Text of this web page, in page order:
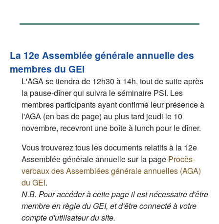
La 12e Assemblée générale annuelle des
membres du GEI
L'AGA se tiendra de 12h30 à 14h, tout de suite après
la pause-dîner qui suivra le séminaire PSI. Les
membres participants ayant confirmé leur présence à
l'AGA (en bas de page) au plus tard jeudi le 10
novembre, recevront une boîte à lunch pour le dîner.
Vous trouverez tous les documents relatifs à la 12e
Assemblée générale annuelle sur la page Procès-
verbaux des Assemblées générale annuelles (AGA)
du GEI.
N.B. Pour accéder à cette page il est nécessaire d'être
membre en règle du GEI, et d'être connecté à votre
compte d'utilisateur du site.